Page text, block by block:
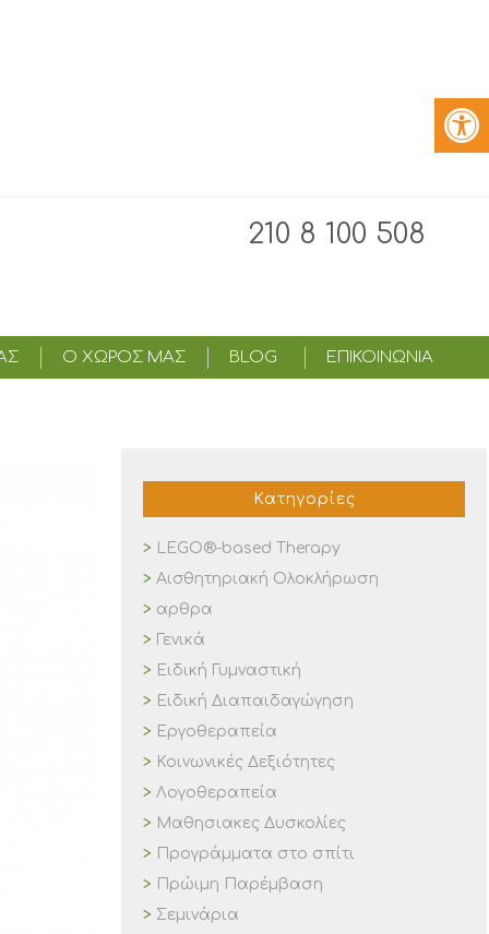
210 8 100 508
Ο ΧΩΡΟΣ ΜΑΣ BLOG ΕΠΙΚΟΙΝΩΝΙΑ
Κατηγορίες
LEGO®-based Therapy
Αισθητηριακή Ολοκλήρωση
αρθρα
Γενικά
Ειδική Γυμναστική
Ειδική Διαπαιδαγώγηση
Εργοθεραπεία
Κοινωνικές Δεξιότητες
Λογοθεραπεία
Μαθησιακες Δυσκολίες
Προγράμματα στο σπίτι
Πρώιμη Παρέμβαση
Σεμινάρια